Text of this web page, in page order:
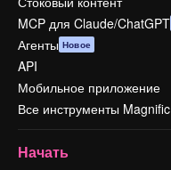
MCP для Claude/ChatGPT
Агенты Новое
API
Мобильное приложение
Все инструменты Magnific
Начать